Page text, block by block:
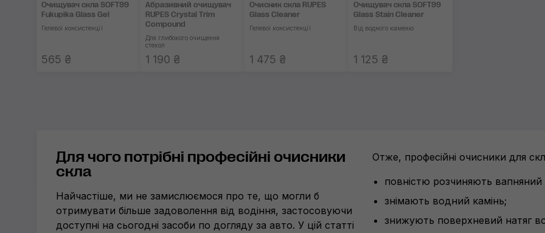
Очищувач скла SOFT99
Fukupika Glass Gel
Гелевої консистенції
565 ₴
Абразивний очищувач
RUPES Crystal Trim
Compound
Для глибокого очищення
стекол
1 190 ₴
Очисник скла RUPES
Glass Cleaner
Гелевої консистенції
1 475 ₴
Очищувач скла SOFT99
Glass Stain Cleaner
Від водного каменю
1 125 ₴
Для чого потрібні професійні очисники
скла
Найчастіше, ми не замислюємося про те, що могли б
отримувати більше задоволення від водіння, застосовуючи
доступні на сьогодні засоби по догляду за авто. У цій статті
Отже, професійні очисники для
повністю розчиняють вапняний
знімають водний камінь;
знижують поверхневий натяг